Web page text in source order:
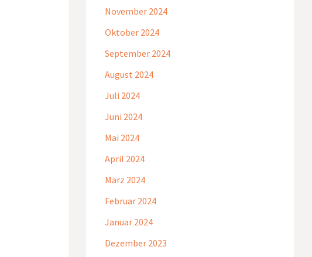
November 2024
Oktober 2024
September 2024
August 2024
Juli 2024
Juni 2024
Mai 2024
April 2024
März 2024
Februar 2024
Januar 2024
Dezember 2023